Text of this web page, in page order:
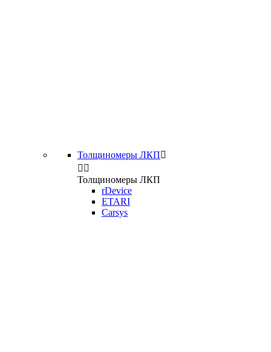
Толщиномеры ЛКП
 
Толщиномеры ЛКП
rDevice
ETARI
Carsys